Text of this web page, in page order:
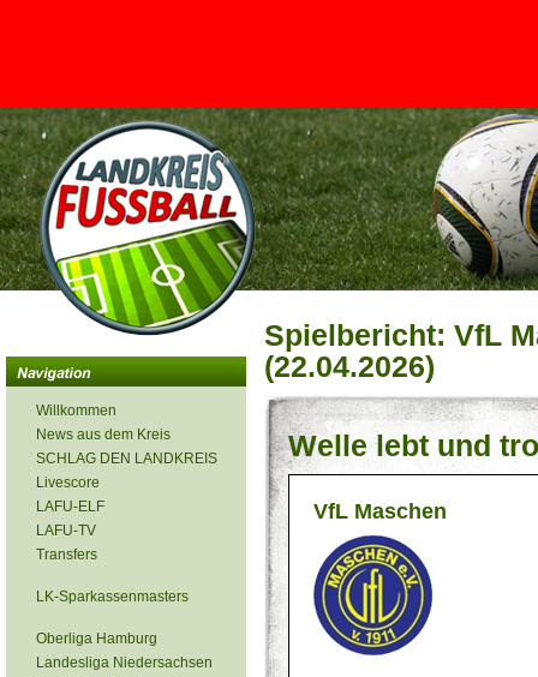
<
Willkommen
News aus dem Kreis
SCHLAG DEN LANDKREIS
Livescore
LAFU-ELF
LAFU-TV
Transfers
LK-Sparkassenmasters
Oberliga Hamburg
Landesliga Niedersachsen
Spielbericht: VfL
(22.04.2026)
Welle lebt und
VfL Maschen